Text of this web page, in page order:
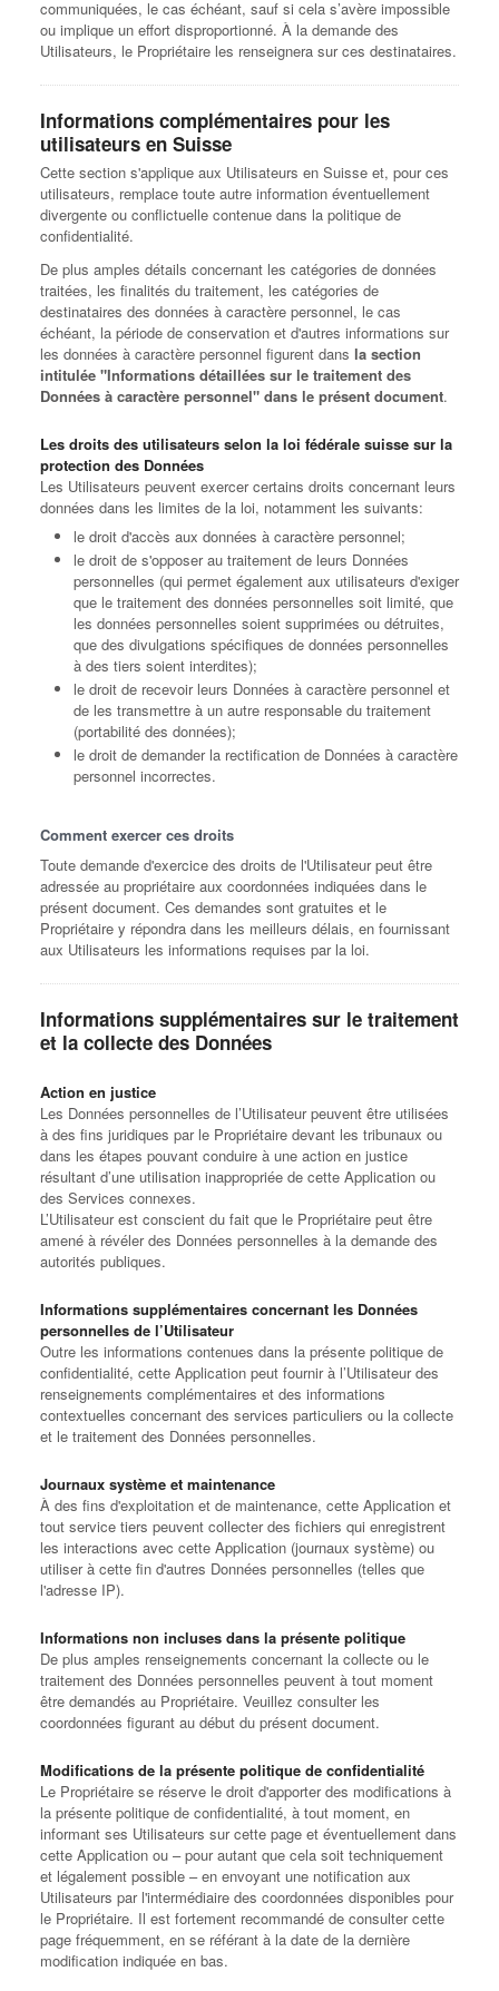
communiquées, le cas échéant, sauf si cela s’avère impossible
ou implique un effort disproportionné. À la demande des
Utilisateurs, le Propriétaire les renseignera sur ces destinataires.
Informations complémentaires pour les
utilisateurs en Suisse
Cette section s'applique aux Utilisateurs en Suisse et, pour ces
utilisateurs, remplace toute autre information éventuellement
divergente ou conflictuelle contenue dans la politique de
confidentialité.
De plus amples détails concernant les catégories de données
traitées, les finalités du traitement, les catégories de
destinataires des données à caractère personnel, le cas
échéant, la période de conservation et d'autres informations sur
les données à caractère personnel figurent dans la section
intitulée "Informations détaillées sur le traitement des
Données à caractère personnel" dans le présent document.
Les droits des utilisateurs selon la loi fédérale suisse sur la
protection des Données
Les Utilisateurs peuvent exercer certains droits concernant leurs
données dans les limites de la loi, notamment les suivants:
le droit d'accès aux données à caractère personnel;
le droit de s'opposer au traitement de leurs Données
personnelles (qui permet également aux utilisateurs d'exiger
que le traitement des données personnelles soit limité, que
les données personnelles soient supprimées ou détruites,
que des divulgations spécifiques de données personnelles
à des tiers soient interdites);
le droit de recevoir leurs Données à caractère personnel et
de les transmettre à un autre responsable du traitement
(portabilité des données);
le droit de demander la rectification de Données à caractère
personnel incorrectes.
Comment exercer ces droits
Toute demande d'exercice des droits de l'Utilisateur peut être
adressée au propriétaire aux coordonnées indiquées dans le
présent document. Ces demandes sont gratuites et le
Propriétaire y répondra dans les meilleurs délais, en fournissant
aux Utilisateurs les informations requises par la loi.
Informations supplémentaires sur le traitement
et la collecte des Données
Action en justice
Les Données personnelles de l’Utilisateur peuvent être utilisées
à des fins juridiques par le Propriétaire devant les tribunaux ou
dans les étapes pouvant conduire à une action en justice
résultant d’une utilisation inappropriée de cette Application ou
des Services connexes.
L’Utilisateur est conscient du fait que le Propriétaire peut être
amené à révéler des Données personnelles à la demande des
autorités publiques.
Informations supplémentaires concernant les Données
personnelles de l’Utilisateur
Outre les informations contenues dans la présente politique de
confidentialité, cette Application peut fournir à l’Utilisateur des
renseignements complémentaires et des informations
contextuelles concernant des services particuliers ou la collecte
et le traitement des Données personnelles.
Journaux système et maintenance
À des fins d'exploitation et de maintenance, cette Application et
tout service tiers peuvent collecter des fichiers qui enregistrent
les interactions avec cette Application (journaux système) ou
utiliser à cette fin d'autres Données personnelles (telles que
l'adresse IP).
Informations non incluses dans la présente politique
De plus amples renseignements concernant la collecte ou le
traitement des Données personnelles peuvent à tout moment
être demandés au Propriétaire. Veuillez consulter les
coordonnées figurant au début du présent document.
Modifications de la présente politique de confidentialité
Le Propriétaire se réserve le droit d'apporter des modifications à
la présente politique de confidentialité, à tout moment, en
informant ses Utilisateurs sur cette page et éventuellement dans
cette Application ou – pour autant que cela soit techniquement
et légalement possible – en envoyant une notification aux
Utilisateurs par l'intermédiaire des coordonnées disponibles pour
le Propriétaire. Il est fortement recommandé de consulter cette
page fréquemment, en se référant à la date de la dernière
modification indiquée en bas.